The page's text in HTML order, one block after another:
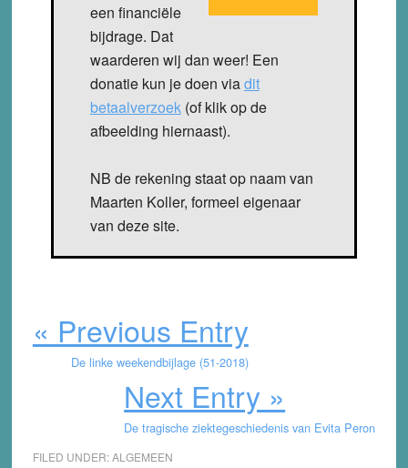
een financiële
bijdrage. Dat
waarderen wij dan weer! Een
donatie kun je doen viadit
betaalverzoek(of klik op de
afbeelding hiernaast).
NB de rekening staat op naam van
Maarten Koller, formeel eigenaar
van deze site.
« Previous Entry
De linke weekendbijlage (51-2018)
Next Entry »
De tragische ziektegeschiedenis van Evita Peron
FILED UNDER:ALGEMEEN